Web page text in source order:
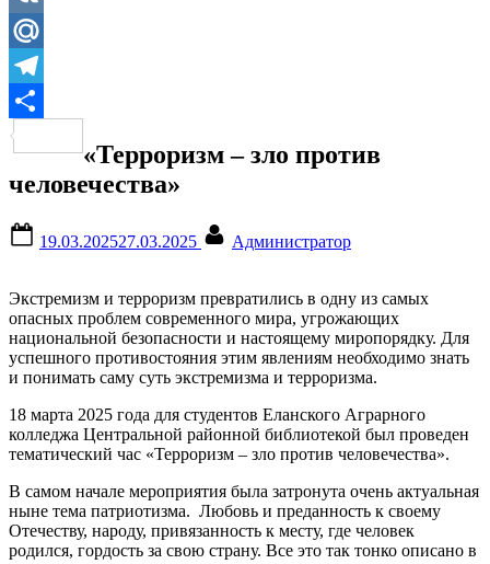
VK
Mail.Ru
Telegram
«Терроризм – зло против
человечества»
on
19.03.202527.03.2025 Администратор
Экстремизм и терроризм превратились в одну из самых
опасных проблем современного мира, угрожающих
национальной безопасности и настоящему миропорядку. Для
успешного противостояния этим явлениям необходимо знать
и понимать саму суть экстремизма и терроризма.
18 марта 2025 года для студентов Еланского Аграрного
колледжа Центральной районной библиотекой был проведен
тематический час «Терроризм – зло против человечества».
В самом начале мероприятия была затронута очень актуальная
ныне тема патриотизма. Любовь и преданность к своему
Отечеству, народу, привязанность к месту, где человек
родился, гордость за свою страну. Все это так тонко описано в